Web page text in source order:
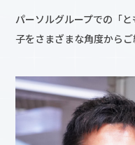
パーソルグループでの「
子をさまざまな角度からご